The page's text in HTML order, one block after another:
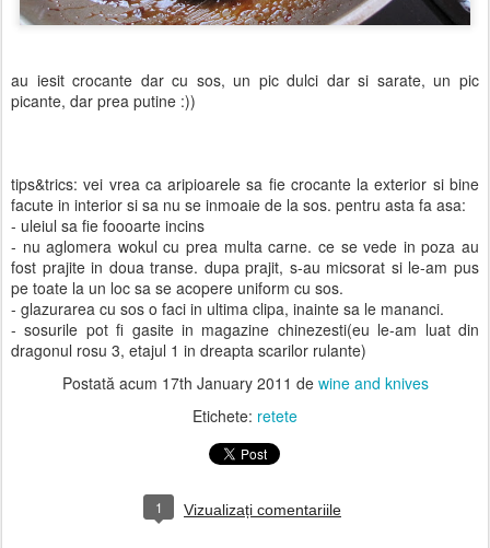
au iesit crocante dar cu sos, un pic dulci dar si sarate, un pic
picante, dar prea putine :))
tips&trics: vei vrea ca aripioarele sa fie crocante la exterior si bine
facute in interior si sa nu se inmoaie de la sos. pentru asta fa asa:
- uleiul sa fie foooarte incins
- nu aglomera wokul cu prea multa carne. ce se vede in poza au
fost prajite in doua transe. dupa prajit, s-au micsorat si le-am pus
pe toate la un loc sa se acopere uniform cu sos.
- glazurarea cu sos o faci in ultima clipa, inainte sa le mananci.
- sosurile pot fi gasite in magazine chinezesti(eu le-am luat din
dragonul rosu 3, etajul 1 in dreapta scarilor rulante)
Postată acum 17th January 2011 de wine and knives
Etichete: retete
1 Vizualizați comentariile